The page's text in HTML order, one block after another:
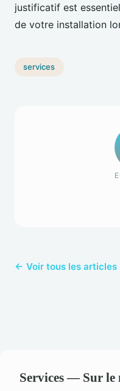
justificatif est
de votre installation
services
← Voir tous les articles
Services — Sur le